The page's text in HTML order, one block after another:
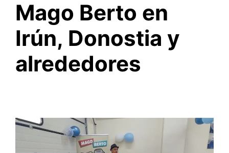
Mago Berto en
Irún, Donostia y
alrededores